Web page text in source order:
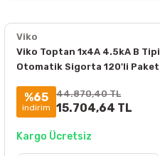
Viko
Viko Toptan 1x4A 4.5kA B Tipi
Otomatik Sigorta 120'li Paket
%65
indirim
44.870,40 TL
15.704,64 TL
Kargo Ücretsiz